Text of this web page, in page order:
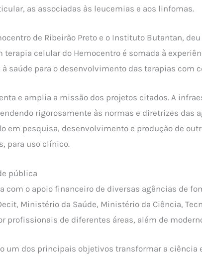
as associadas às leucemias e aos linfomas.
de Ribeirão Preto e o Instituto Butantan,
terapia celular do Hemocentro é somada à
saúde para o desenvolvimento das terapias com
e amplia a missão dos projetos citados. A
rigorosamente às normas e diretrizes das
em pesquisa, desenvolvimento e produção de
para uso clínico.
pública
com o apoio financeiro de diversas agências de
Ministério da Saúde, Ministério da Ciência,
profissionais de diferentes áreas, além de
um dos principais objetivos transformar a